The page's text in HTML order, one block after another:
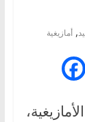
, أمازيغية